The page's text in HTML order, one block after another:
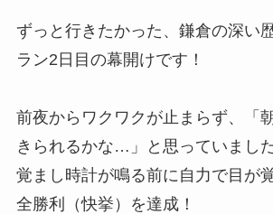
ずっと行きたかった、鎌倉の深い
ラン2日目の幕開けです！
前夜からワクワクが止まらず、「
きられるかな…」と思っていまし
覚まし時計が鳴る前に自力で目が
全勝利（快挙）を達成！